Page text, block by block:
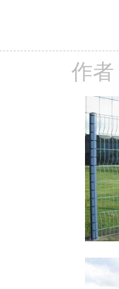
作